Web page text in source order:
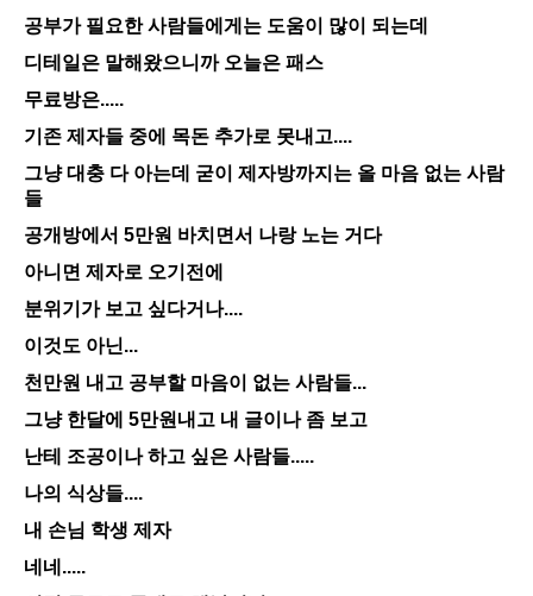
공부가 필요한 사람들에게는 도움이 많이 되는데
디테일은 말해왔으니까 오늘은 패스
무료방은.....
기존 제자들 중에 목돈 추가로 못내고....
그냥 대충 다 아는데 굳이 제자방까지는 올 마음 없는 사람
들
공개방에서 5만원 바치면서 나랑 노는 거다
아니면 제자로 오기전에
분위기가 보고 싶다거나....
이것도 아닌...
천만원 내고 공부할 마음이 없는 사람들...
그냥 한달에 5만원내고 내 글이나 좀 보고
난테 조공이나 하고 싶은 사람들.....
나의 식상들....
내 손님 학생 제자
네네.....